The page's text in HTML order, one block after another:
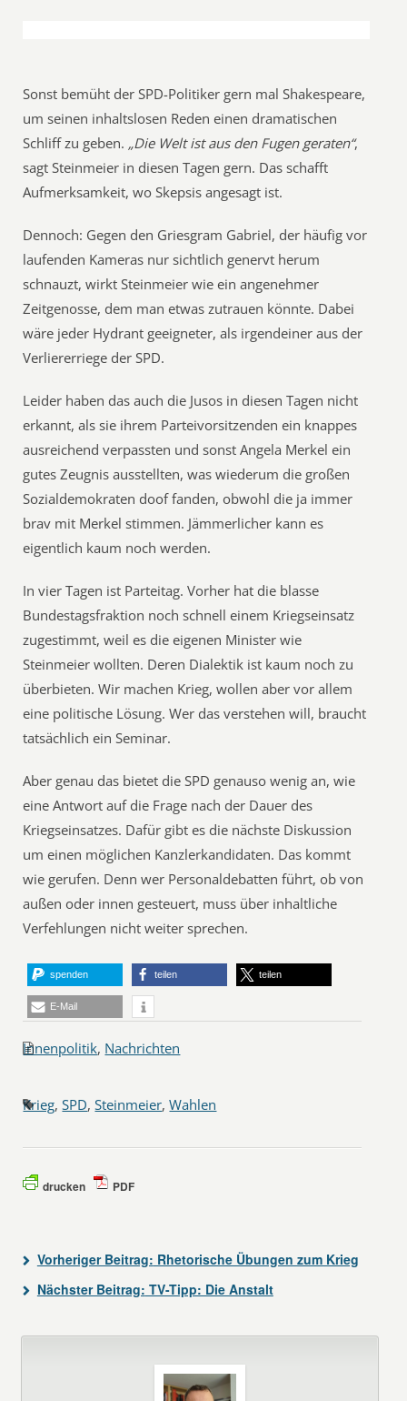
Sonst bemüht der SPD-Politiker gern mal Shakespeare,
um seinen inhaltslosen Reden einen dramatischen
Schliff zu geben. „Die Welt ist aus den Fugen geraten“,
sagt Steinmeier in diesen Tagen gern. Das schafft
Aufmerksamkeit, wo Skepsis angesagt ist.
Dennoch: Gegen den Griesgram Gabriel, der häufig vor
laufenden Kameras nur sichtlich genervt herum
schnauzt, wirkt Steinmeier wie ein angenehmer
Zeitgenosse, dem man etwas zutrauen könnte. Dabei
wäre jeder Hydrant geeigneter, als irgendeiner aus der
Verliererriege der SPD.
Leider haben das auch die Jusos in diesen Tagen nicht
erkannt, als sie ihrem Parteivorsitzenden ein knappes
ausreichend verpassten und sonst Angela Merkel ein
gutes Zeugnis ausstellten, was wiederum die großen
Sozialdemokraten doof fanden, obwohl die ja immer
brav mit Merkel stimmen. Jämmerlicher kann es
eigentlich kaum noch werden.
In vier Tagen ist Parteitag. Vorher hat die blasse
Bundestagsfraktion noch schnell einem Kriegseinsatz
zugestimmt, weil es die eigenen Minister wie
Steinmeier wollten. Deren Dialektik ist kaum noch zu
überbieten. Wir machen Krieg, wollen aber vor allem
eine politische Lösung. Wer das verstehen will, braucht
tatsächlich ein Seminar.
Aber genau das bietet die SPD genauso wenig an, wie
eine Antwort auf die Frage nach der Dauer des
Kriegseinsatzes. Dafür gibt es die nächste Diskussion
um einen möglichen Kanzlerkandidaten. Das kommt
wie gerufen. Denn wer Personaldebatten führt, ob von
außen oder innen gesteuert, muss über inhaltliche
Verfehlungen nicht weiter sprechen.
spenden teilen teilen
E-Mail
Innenpolitik, Nachrichten
Krieg,SPD,Steinmeier,Wahlen
drucken PDF
Vorheriger Beitrag: Rhetorische Übungen zum Krieg
Nächster Beitrag: TV-Tipp: Die Anstalt